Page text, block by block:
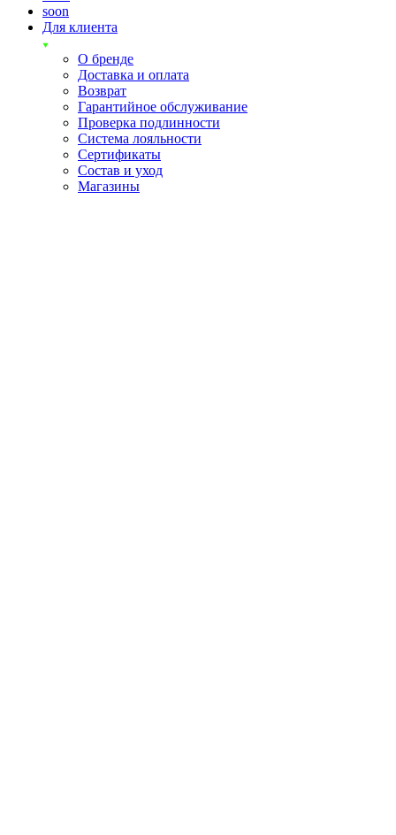
soon
Для клиента
О бренде
Доставка и оплата
Возврат
Гарантийное обслуживание
Проверка подлинности
Система лояльности
Сертификаты
Состав и уход
Магазины